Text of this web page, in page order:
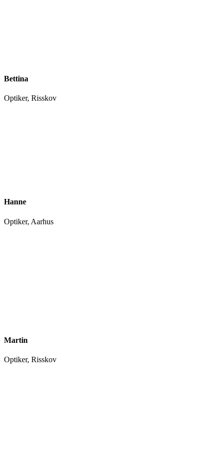
Bettina
Optiker, Risskov
Hanne
Optiker, Aarhus
Martin
Optiker, Risskov